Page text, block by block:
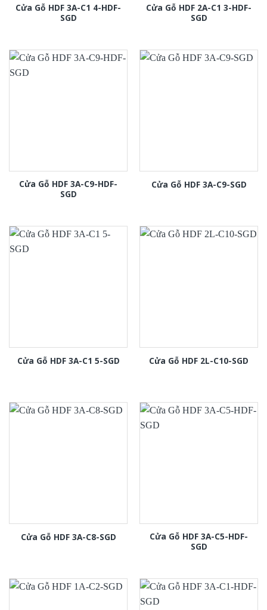
Cửa Gỗ HDF 3A-C1 4-HDF-
SGD
Cửa Gỗ HDF 2A-C1 3-HDF-
SGD
Cửa Gỗ HDF 3A-C9-HDF-
SGD
Cửa Gỗ HDF 3A-C9-SGD
Cửa Gỗ HDF 3A-C1 5-SGD Cửa Gỗ HDF 2L-C10-SGD
Cửa Gỗ HDF 3A-C8-SGD
Cửa Gỗ HDF 3A-C5-HDF-
SGD